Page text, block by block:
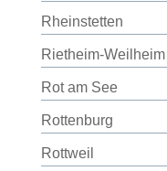
Rheinstetten
Rietheim-Weilheim
Rot am See
Rottenburg
Rottweil